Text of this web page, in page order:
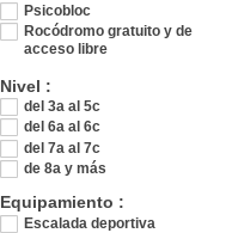
Psicobloc
Rocódromo gratuito y de
acceso libre
Nivel :
del 3a al 5c
del 6a al 6c
del 7a al 7c
de 8a y más
Equipamiento :
Escalada deportiva